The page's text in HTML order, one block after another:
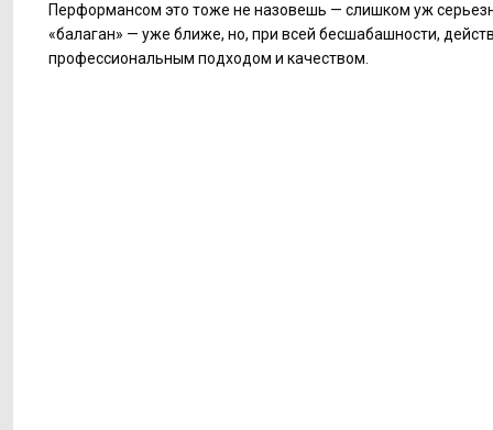
Перформансом это тоже не назовешь — слишком уж
«балаган» — уже ближе, но, при всей бесшабашности,
профессиональным подходом и качеством.